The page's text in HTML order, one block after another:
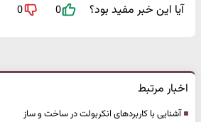
آیا این خبر مفید بود؟ 0
0
اخبار مرتبط
آشنایی با کاربردهای انکربولت در ساخت و ساز